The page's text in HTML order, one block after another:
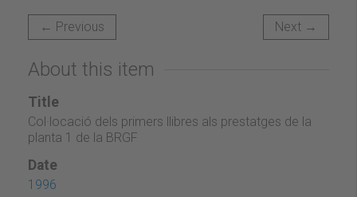
← Previous Next →
About this item
Title
Col·locació dels primers llibres als prestatges de la
planta 1 de la BRGF
Date
1996